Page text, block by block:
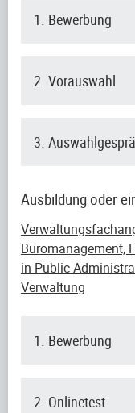
1. Bewerbung
2. Vorauswahl
3.
Ausbildung oder
Büromanagement,
in Public
Verwaltung
1. Bewerbung
2. Onlinetest